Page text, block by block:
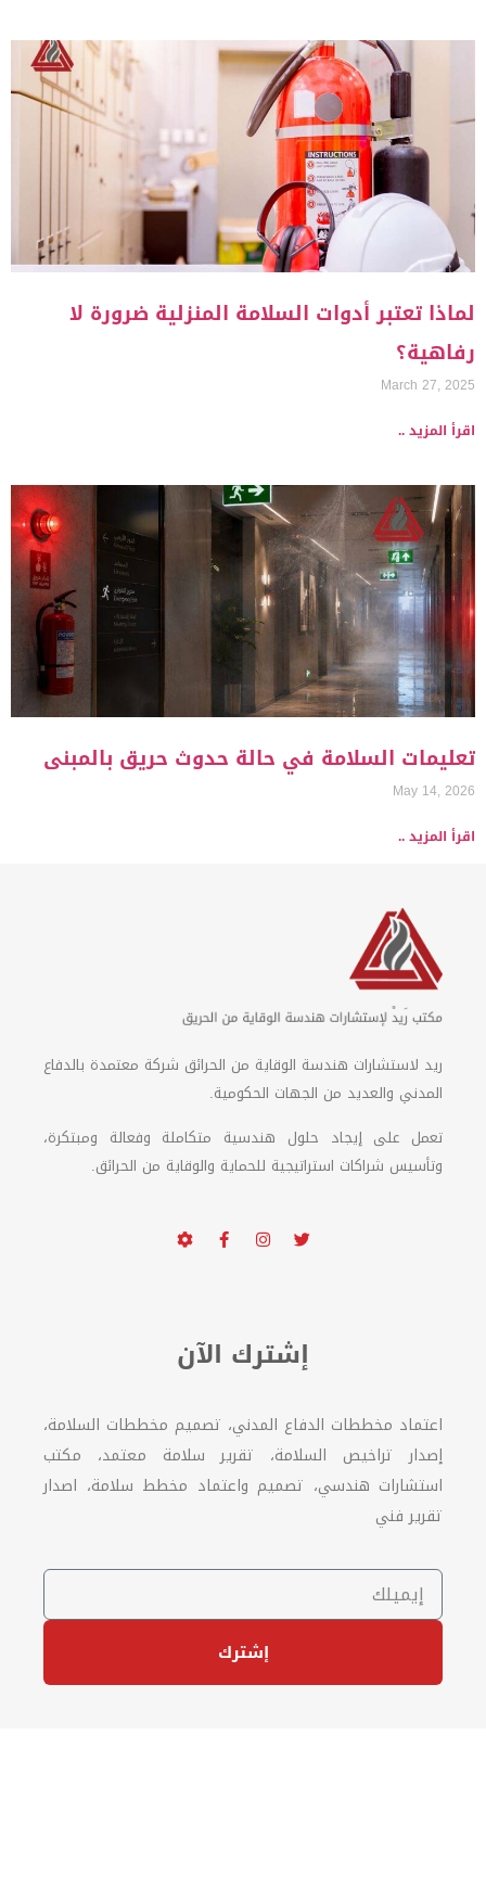
لماذا تعتبر أدوات السلامة المنزلية ضرورة لا
رفاهية؟
March 27, 2025
اقرأ المزيد ..
تعليمات السلامة في حالة حدوث حريق بالمبنى
May 14, 2026
اقرأ المزيد ..
ريد لاستشارات هندسة الوقاية من الحرائق شركة معتمدة بالدفاع
المدني والعديد من الجهات الحكومية.
تعمل على إيجاد حلول هندسية متكاملة وفعالة ومبتكرة،
وتأسيس شراكات استراتيجية للحماية والوقاية من الحرائق.
إشترك الآن
اعتماد مخططات الدفاع المدني، تصميم مخططات السلامة،
إصدار تراخيص السلامة، تقرير سلامة معتمد، مكتب
استشارات هندسي، تصميم واعتماد مخطط سلامة، اصدار
تقرير فني
إشترك